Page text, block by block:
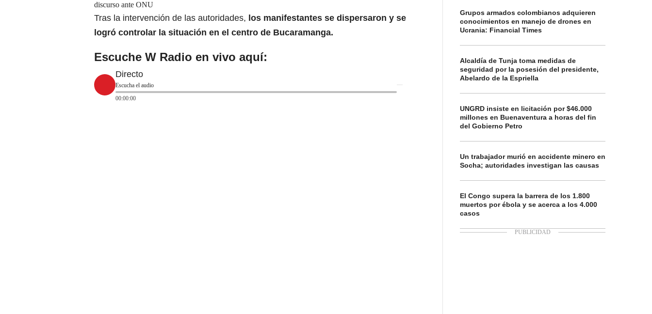
discurso ante ONU
Tras la intervención de las autoridades, los manifestantes se dispersaron y se
logró controlar la situación en el centro de Bucaramanga.
Escuche W Radio en vivo aquí:
Directo
Escucha el audio
00:00:00
Grupos armados colombianos adquieren
conocimientos en manejo de drones en
Ucrania: Financial Times
Alcaldía de Tunja toma medidas de
seguridad por la posesión del presidente,
Abelardo de la Espriella
UNGRD insiste en licitación por $46.000
millones en Buenaventura a horas del fin
del Gobierno Petro
Un trabajador murió en accidente minero en
Socha; autoridades investigan las causas
El Congo supera la barrera de los 1.800
muertos por ébola y se acerca a los 4.000
casos